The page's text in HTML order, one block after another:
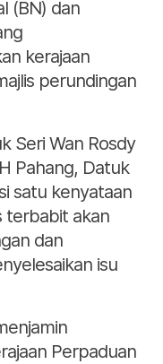
(BN) dan
kerajaan
perundingan
Seri Wan Rosdy
Pahang, Datuk
satu kenyataan
terbabit akan
dan
isu
Perpaduan